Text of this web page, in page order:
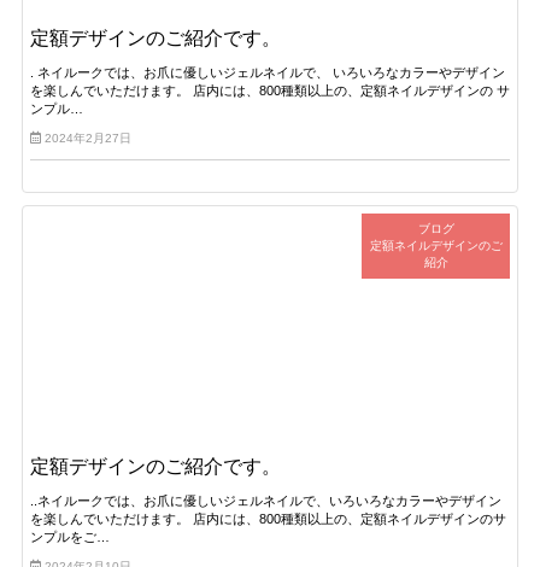
定額デザインのご紹介です。
. ネイルークでは、お爪に優しいジェルネイルで、 いろいろなカラーやデザイン
を楽しんでいただけます。 店内には、800種類以上の、定額ネイルデザインの サ
ンプル…
2024年2月27日
ブログ
定額ネイルデザインのご
紹介
定額デザインのご紹介です。
..ネイルークでは、お爪に優しいジェルネイルで、いろいろなカラーやデザイン
を楽しんでいただけます。 店内には、800種類以上の、定額ネイルデザインのサ
ンプルをご…